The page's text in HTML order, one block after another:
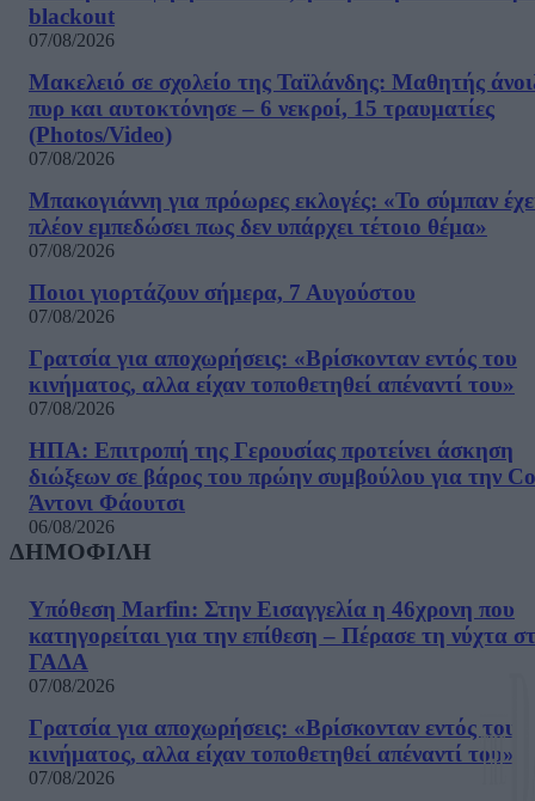
blackout
07/08/2026
Μακελειό σε σχολείο της Ταϊλάνδης: Μαθητής
πυρ και αυτοκτόνησε – 6 νεκροί, 15 τραυματίες
(Photos/Video)
07/08/2026
Μπακογιάννη για πρόωρες εκλογές: «Το σύμπαν
πλέον εμπεδώσει πως δεν υπάρχει τέτοιο θέμα»
07/08/2026
Ποιοι γιορτάζουν σήμερα, 7 Αυγούστου
07/08/2026
Γρατσία για αποχωρήσεις: «Bρίσκονταν εντός του
κινήματος, αλλα είχαν τοποθετηθεί απέναντί του»
07/08/2026
ΗΠΑ: Επιτροπή της Γερουσίας προτείνει άσκηση
διώξεων σε βάρος του πρώην συμβούλου για την
Άντονι Φάουτσι
06/08/2026
ΔΗΜΟΦΙΛΗ
Υπόθεση Marfin: Στην Εισαγγελία η 46χρονη που
κατηγορείται για την επίθεση – Πέρασε τη νύχτα
ΓΑΔΑ
07/08/2026
Γρατσία για αποχωρήσεις: «Bρίσκονταν εντός του
κινήματος, αλλα είχαν τοποθετηθεί απέναντί του»
07/08/2026